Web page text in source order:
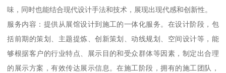
味，同时也能结合现代设计手法和技术，展现出现代感和创新性。
服务内容：提供从展馆设计到施工的一体化服务。在设计阶段，包
括前期的策划、主题提炼、创新策划、动线规划、空间设计等，能
够根据客户的行业特点、展示目的和受众群体等因素，制定出合理
的展示方案，有效传达展示信息。在施工阶段，拥有的施工团队，